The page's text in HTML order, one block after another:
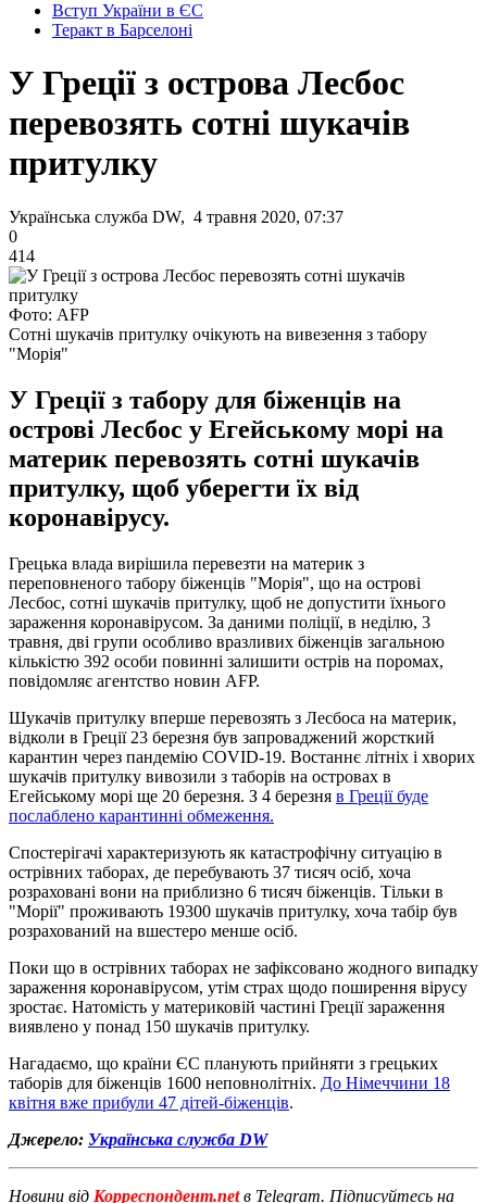
Вступ України в ЄС
Теракт в Барселоні
У Греції з острова Лесбос
перевозять сотні шукачів
притулку
Українська служба DW, 4 травня 2020, 07:37
0
414
Фото: AFP
Сотні шукачів притулку очікують на вивезення з табору
"Морія"
У Греції з табору для біженців на
острові Лесбос у Егейському морі на
материк перевозять сотні шукачів
притулку, щоб уберегти їх від
коронавірусу.
Грецька влада вирішила перевезти на материк з
переповненого табору біженців "Морія", що на острові
Лесбос, сотні шукачів притулку, щоб не допустити їхнього
зараження коронавірусом. За даними поліції, в неділю, 3
травня, дві групи особливо вразливих біженців загальною
кількістю 392 особи повинні залишити острів на поромах,
повідомляє агентство новин AFP.
Шукачів притулку вперше перевозять з Лесбоса на материк,
відколи в Греції 23 березня був запроваджений жорсткий
карантин через пандемію COVID-19. Востаннє літніх і хворих
шукачів притулку вивозили з таборів на островах в
Егейському морі ще 20 березня. З 4 березня в Греції буде
послаблено карантинні обмеження.
Спостерігачі характеризують як катастрофічну ситуацію в
острівних таборах, де перебувають 37 тисяч осіб, хоча
розраховані вони на приблизно 6 тисяч біженців. Тільки в
"Морії" проживають 19300 шукачів притулку, хоча табір був
розрахований на вшестеро менше осіб.
Поки що в острівних таборах не зафіксовано жодного випадку
зараження коронавірусом, утім страх щодо поширення вірусу
зростає. Натомість у материковій частині Греції зараження
виявлено у понад 150 шукачів притулку.
Нагадаємо, що країни ЄС планують прийняти з грецьких
таборів для біженців 1600 неповнолітніх. До Німеччини 18
квітня вже прибули 47 дітей-біженців.
Джерело: Українська служба DW
Новини від Корреспондент.netв Telegram. Підписуйтесь на